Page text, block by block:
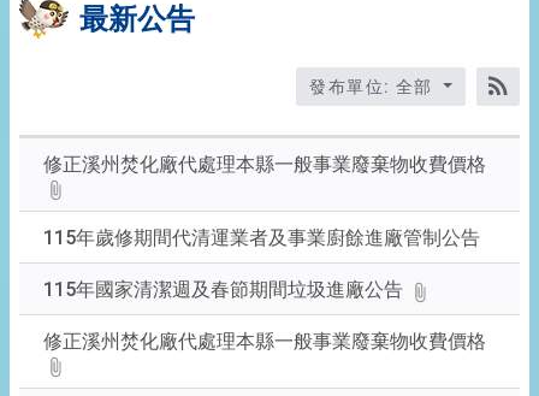
最新公告
發布單位: 全部
修正溪州焚化廠代處理本縣一般事業廢棄物收費價格
115年歲修期間代清運業者及事業廚餘進廠管制公告
115年國家清潔週及春節期間垃圾進廠公告
修正溪州焚化廠代處理本縣一般事業廢棄物收費價格